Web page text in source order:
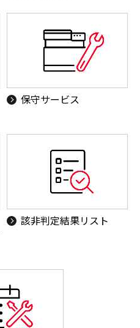
保守サービス
該非判定結果リスト